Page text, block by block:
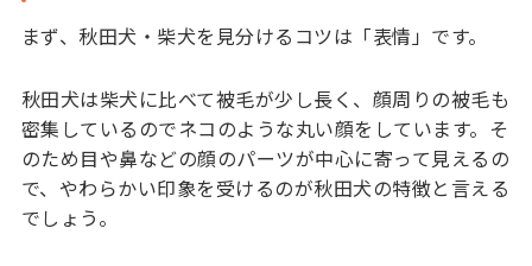
まず、秋田犬・柴犬を見分けるコツは「表情」です。
秋田犬は柴犬に比べて被毛が少し長く、顔周りの被毛も
密集しているのでネコのような丸い顔をしています。そ
のため目や鼻などの顔のパーツが中心に寄って見えるの
で、やわらかい印象を受けるのが秋田犬の特徴と言える
でしょう。